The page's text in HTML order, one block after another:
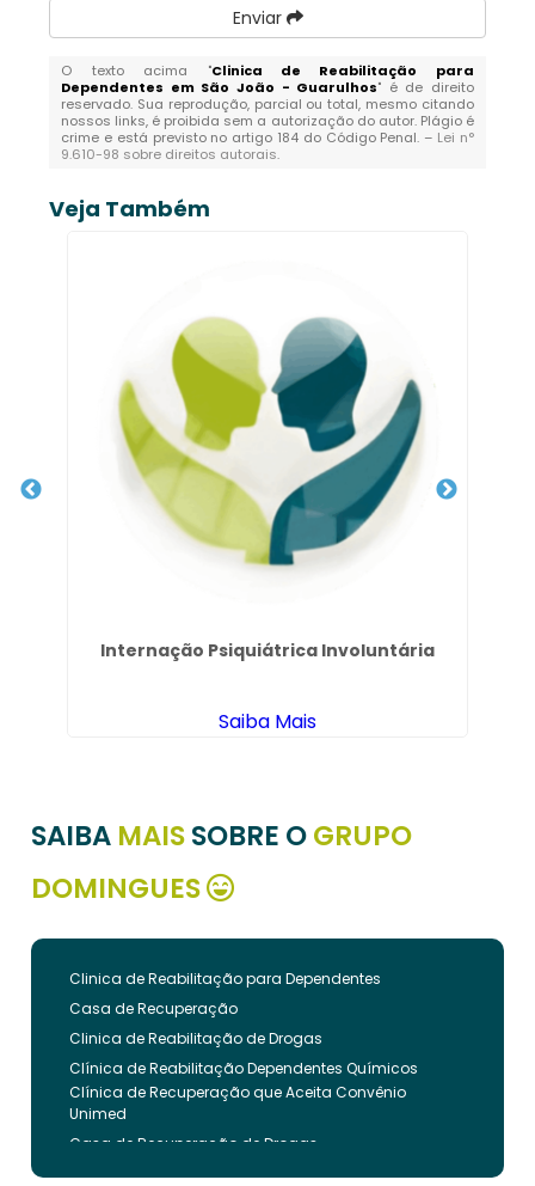
Enviar
O texto acima "Clinica de Reabilitação para
Dependentes em São João - Guarulhos" é de direito
reservado. Sua reprodução, parcial ou total, mesmo citando
nossos links, é proibida sem a autorização do autor. Plágio é
crime e está previsto no artigo 184 do Código Penal. – Lei n°
9.610-98 sobre direitos autorais.
Veja Também
Internação Psiquiátrica Involuntária
Saiba Mais
SAIBA MAISSOBRE OGRUPO
DOMINGUES
Clinica de Reabilitação para Dependentes
Casa de Recuperação
Clinica de Reabilitação de Drogas
Clínica de Reabilitação Dependentes Químicos
Clínica de Recuperação que Aceita Convênio
Unimed
Casa de Recuperação de Drogas
Clínica de Reabilitação de Dependentes Químicos